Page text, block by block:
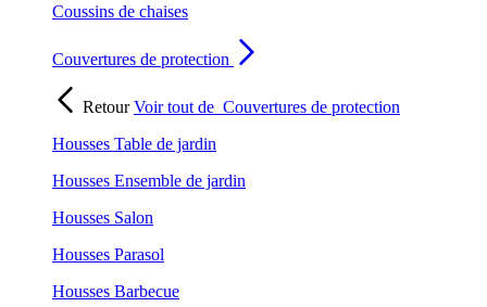
Coussins de chaises
Couvertures de protection
RetourVoir tout de Couvertures de protection
Housses Table de jardin
Housses Ensemble de jardin
Housses Salon
Housses Parasol
Housses Barbecue